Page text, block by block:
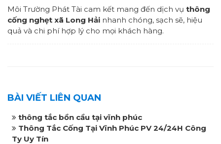
Môi Trường Phát Tài cam kết mang đến dịch vụ thông
cống nghẹt xã Long Hải nhanh chóng, sạch sẽ, hiệu
quả và chi phí hợp lý cho mọi khách hàng.
BÀI VIẾT LIÊN QUAN
thông tắc bồn cầu tại vĩnh phúc
Thông Tắc Cống Tại Vĩnh Phúc PV 24/24H Công
Ty Uy Tín